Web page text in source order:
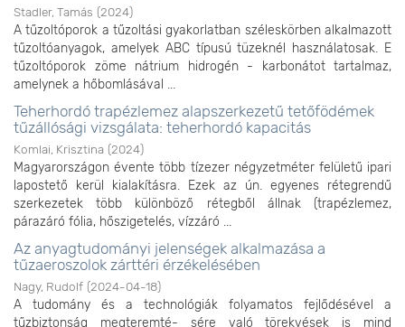
Stadler, Tamás (2024)
A tűzoltóporok a tűzoltási gyakorlatban széleskörben alkalmazott
tűzoltóanyagok, amelyek ABC típusú tüzeknél használatosak. E
tűzoltóporok zöme nátrium hidrogén - karbonátot tartalmaz,
amelynek a hőbomlásával ...
Teherhordó trapézlemez alapszerkezetű tetőfödémek
tűzállósági vizsgálata: teherhordó kapacitás
Komlai, Krisztina (2024)
Magyarországon évente több tízezer négyzetméter felületű ipari
lapostető kerül kialakításra. Ezek az ún. egyenes rétegrendű
szerkezetek több különböző rétegből állnak (trapézlemez,
párazáró fólia, hőszigetelés, vízzáró ...
Az anyagtudományi jelenségek alkalmazása a
tűzaeroszolok zárttéri érzékelésében
Nagy, Rudolf (2024-04-18)
A tudomány és a technológiák folyamatos fejlődésével a
tűzbiztonság megteremté- sére való törekvések is mind